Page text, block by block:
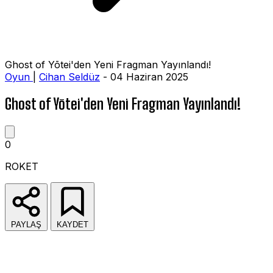
Ghost of Yōtei'den Yeni Fragman Yayınlandı!
Oyun
Cihan Seldüz - 04 Haziran 2025
Ghost of Yōtei'den Yeni Fragman Yayınlandı!
0
ROKET
PAYLAŞ KAYDET